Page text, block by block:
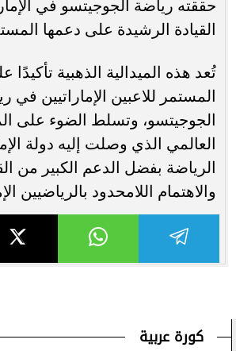
حققته رياضة الجوجيتسو في
القيادة الرشيدة على دعمها
تُعد هذه الميدالية الذهبية تأكيدًا
المستمر للاعبين الإماراتيين في
الجوجيتسو، وتسلط الضوء على
العالمي الذي وصلت إليه دولة
الرياضة بفضل الدعم الكبير من
والاهتمام اللامحدود بالرياضيين
كورة عربية